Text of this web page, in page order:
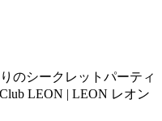
のシークレットパーティ
LEON | LEON レオン